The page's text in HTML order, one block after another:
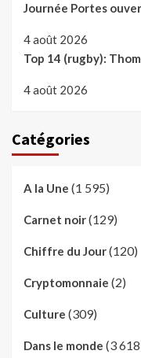
Journée Portes
4 août 2026
Top 14 (rugby):
4 août 2026
Catégories
A la Une (1 595)
Carnet noir(129)
Chiffre du Jour(120)
Cryptomonnaie (2)
Culture (309)
Dans le monde (3